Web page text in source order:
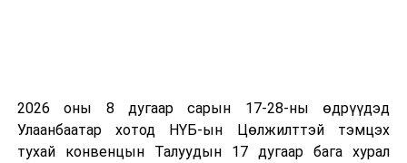
2026 оны 8 дугаар сарын 17-28-ны өдрүүдэд
Улаанбаатар хотод НҮБ-ын Цөлжилттэй тэмцэх
тухай конвенцын Талуудын 17 дугаар бага хурал